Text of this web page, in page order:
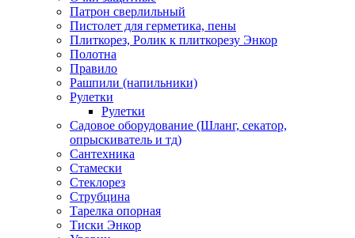
Патрон сверлильный
Пистолет для герметика, пены
Плиткорез, Ролик к плиткорезу Энкор
Полотна
Правило
Рашпили (напильники)
Рулетки
Рулетки
Садовое оборудование (Шланг, секатор,
опрыскиватель и тд)
Сантехника
Стамески
Стеклорез
Струбцина
Тарелка опорная
Тиски Энкор